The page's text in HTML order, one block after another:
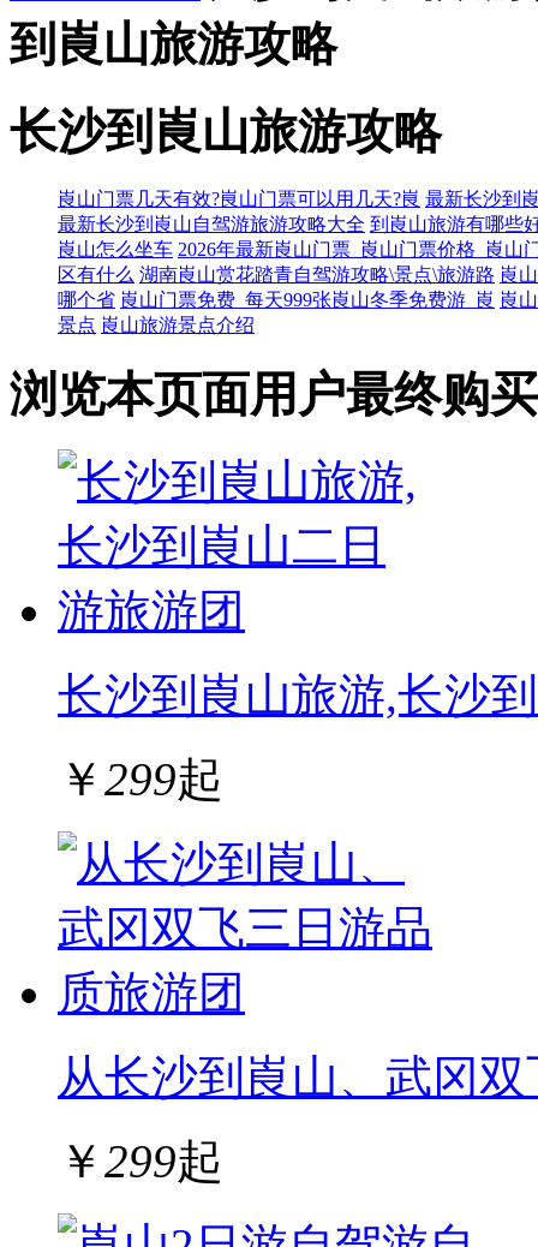
到崀山旅游攻略
长沙到崀山旅游攻略
崀山门票几天有效?峎山门票可以用几天?峎 最新长沙到
最新长沙到崀山自驾游旅游攻略大全 到崀山旅游有哪些
崀山怎么坐车 2026年最新崀山门票_崀山门票价格_崀山
区有什么 湖南崀山赏花踏青自驾游攻略\景点\旅游路 崀
哪个省 崀山门票免费_每天999张崀山冬季免费游_崀 崀
景点 崀山旅游景点介绍
浏览本页面用户最终购买
长沙到崀山旅游,长沙
￥299起
从长沙到崀山、武冈
￥299起